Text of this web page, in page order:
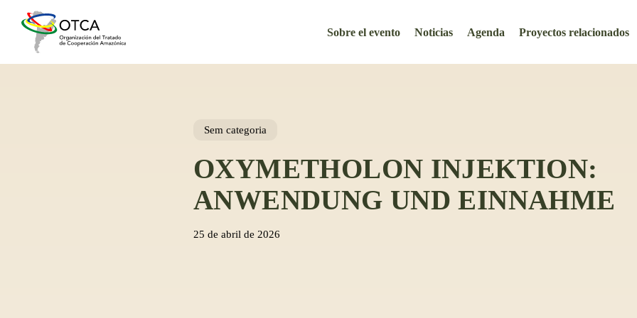
Sobre el evento Noticias Agenda Proyectos relacionados
Sem categoria
OXYMETHOLON INJEKTION:
ANWENDUNG UND EINNAHME
25 de abril de 2026